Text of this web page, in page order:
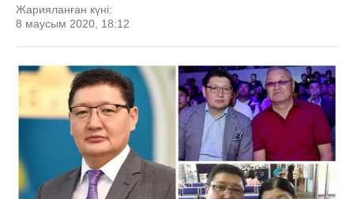
Жарияланған күні:
8 маусым 2020, 18:12